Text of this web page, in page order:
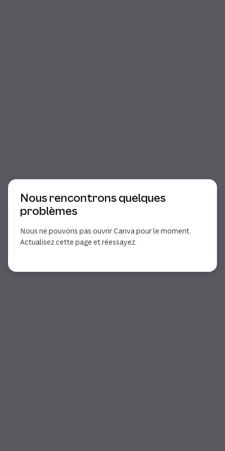
Nous rencontrons quelques
problèmes
Nous ne pouvons pas ouvrir Canva pour le moment.
Actualisez cette page et réessayez.